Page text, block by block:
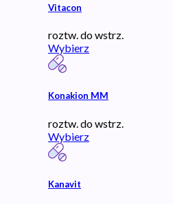
Vitacon
roztw. do wstrz.
Wybierz
Konakion MM
roztw. do wstrz.
Wybierz
Kanavit